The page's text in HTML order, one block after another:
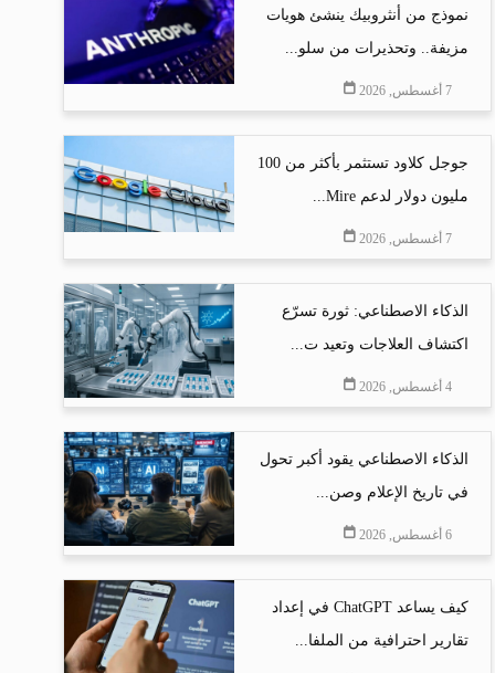
نموذج من أنثروبيك ينشئ هويات
مزيفة.. وتحذيرات من سلو...
7 أغسطس, 2026
جوجل كلاود تستثمر بأكثر من 100
مليون دولار لدعم Mire...
7 أغسطس, 2026
الذكاء الاصطناعي: ثورة تسرّع
اكتشاف العلاجات وتعيد ت...
4 أغسطس, 2026
الذكاء الاصطناعي يقود أكبر تحول
في تاريخ الإعلام وصن...
6 أغسطس, 2026
كيف يساعد ChatGPT في إعداد
تقارير احترافية من الملفا...